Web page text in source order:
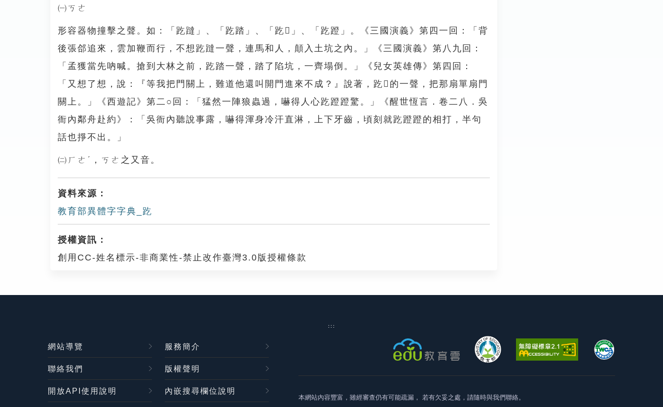
㈠ㄎㄜ
形容器物撞擊之聲。如：「趷躂」、「趷踏」、「趷𨃚」、「趷蹬」。《三國演義》第四一回：「背
後張郃追來，雲加鞭而行，不想趷躂一聲，連馬和人，顛入土坑之內。」《三國演義》第八九回：
「孟獲當先吶喊。搶到大林之前，趷踏一聲，踏了陷坑，一齊塌倒。」《兒女英雄傳》第四回：
「又想了想，說：『等我把門關上，難道他還叫開門進來不成？』說著，趷𨃚的一聲，把那扇單扇門
關上。」《西遊記》第二○回：「猛然一陣狼蟲過，嚇得人心趷蹬蹬驚。」《醒世恆言．卷二八．吳
衙內鄰舟赴約》：「吳衙內聽說事露，嚇得渾身冷汗直淋，上下牙齒，頃刻就趷蹬蹬的相打，半句
話也掙不出。」
㈡ㄏㄜˊ，ㄎㄜ之又音。
資料來源：
教育部異體字字典_趷
授權資訊：
創用CC-姓名標示-非商業性-禁止改作臺灣3.0版授權條款
:::
網站導覽 服務簡介
聯絡我們 版權聲明
開放API使用說明 內嵌搜尋欄位說明
本網站內容豐富，雖經審查仍有可能疏漏， 若有欠妥之處，請隨時與我們聯絡。